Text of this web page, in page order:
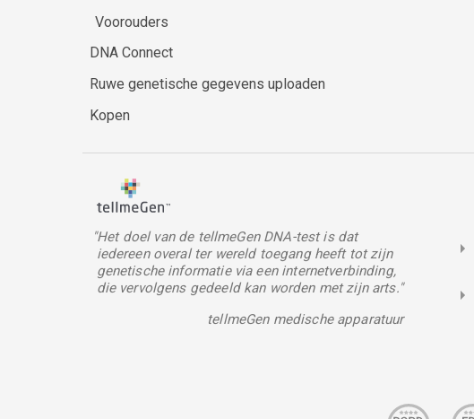
Voorouders
DNA Connect
Ruwe genetische gegevens uploaden
Kopen
"Het doel van de tellmeGen DNA-test is dat
iedereen overal ter wereld toegang heeft tot zijn
genetische informatie via een internetverbinding,
die vervolgens gedeeld kan worden met zijn arts."
tellmeGen medische apparatuur